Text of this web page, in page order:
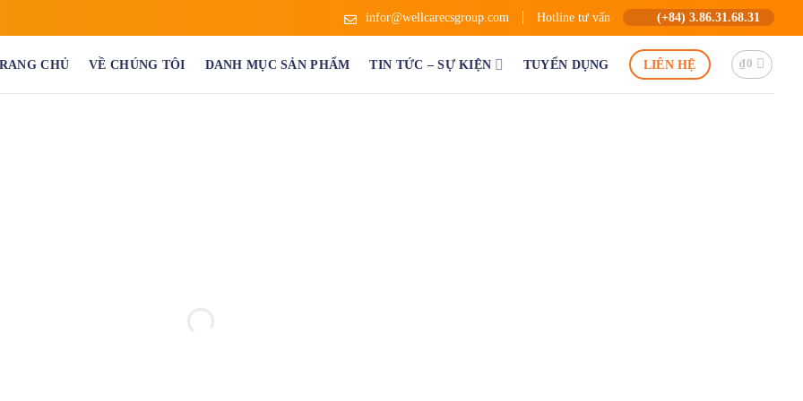
infor@wellcarecsgroup.com Hotline tư vấn (+84) 3.86.31.68.31
CHỦ VỀ CHÚNG TÔI DANH MỤC SẢN PHẨM TIN TỨC – SỰ KIỆN TUYỂN DỤNG LIÊN HỆ ₫0